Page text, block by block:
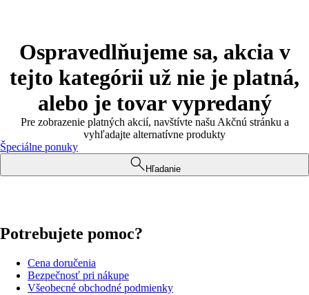
Ospravedlňujeme sa, akcia v
tejto kategórii už nie je platná,
alebo je tovar vypredaný
Pre zobrazenie platných akcií, navštívte našu Akčnú stránku a
vyhľadajte alternatívne produkty
Špeciálne ponuky
Hľadanie
Potrebujete pomoc?
Cena doručenia
Bezpečnosť pri nákupe
Všeobecné obchodné podmienky